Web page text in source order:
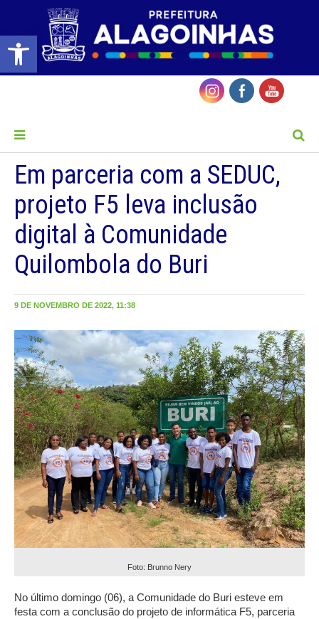
Barra de Ferramentas Aberta
Em parceria com a SEDUC,
projeto F5 leva inclusão
digital à Comunidade
Quilombola do Buri
9 DE NOVEMBRO DE 2022, 11:38
Foto: Brunno Nery
No último domingo (06), a Comunidade do Buri esteve em
festa com a conclusão do projeto de informática F5, parceria